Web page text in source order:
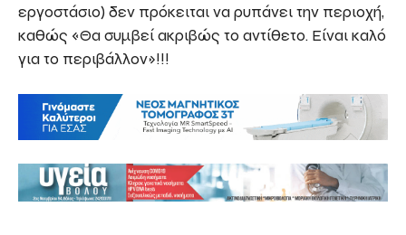
εργοστάσιο) δεν πρόκειται να ρυπάνει την περιοχή,
καθώς «Θα συμβεί ακριβώς το αντίθετο. Είναι καλό
για το περιβάλλον»!!!